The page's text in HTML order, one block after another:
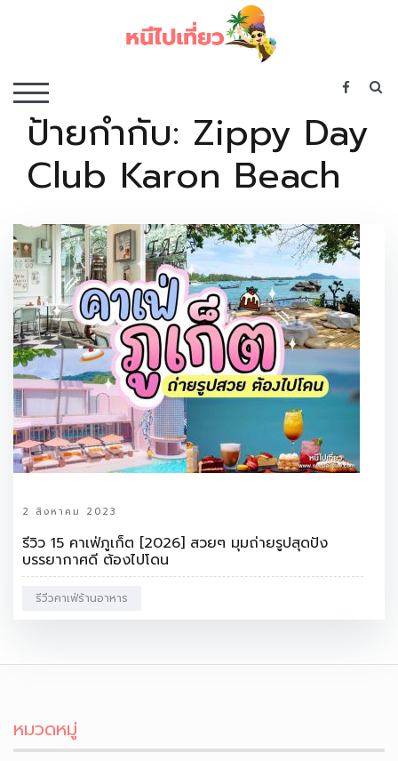
TOGGLE MOBILE MENU
ป้ายกำกับ: Zippy Day
Club Karon Beach
2 สิงหาคม 2023
รีวิว 15 คาเฟ่ภูเก็ต [2026] สวยๆ มุมถ่ายรูปสุดปัง
บรรยากาศดี ต้องไปโดน
รีวีวคาเฟ่ร้านอาหาร
หมวดหมู่